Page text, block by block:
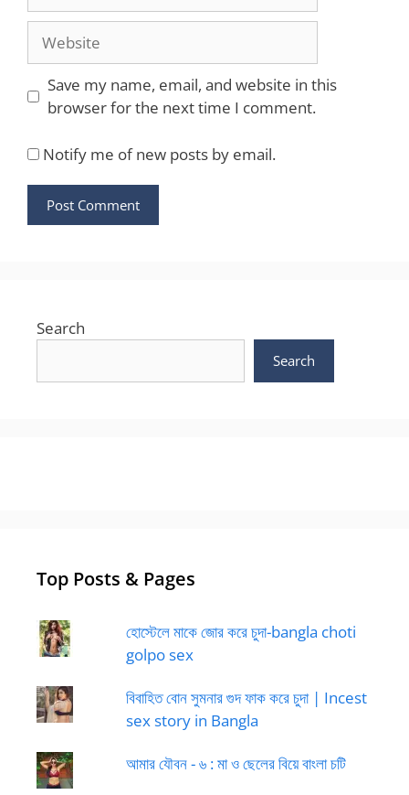
Website
Save my name, email, and website in this
browser for the next time I comment.
Notify me of new posts by email.
Search
Search
Top Posts & Pages
হোস্টেলে মাকে জোর করে চুদা-bangla choti
golpo sex
বিবাহিত বোন সুমনার গুদ ফাক করে চুদা | Incest
sex story in Bangla
আমার যৌবন - ৬ : মা ও ছেলের বিয়ে বাংলা চটি